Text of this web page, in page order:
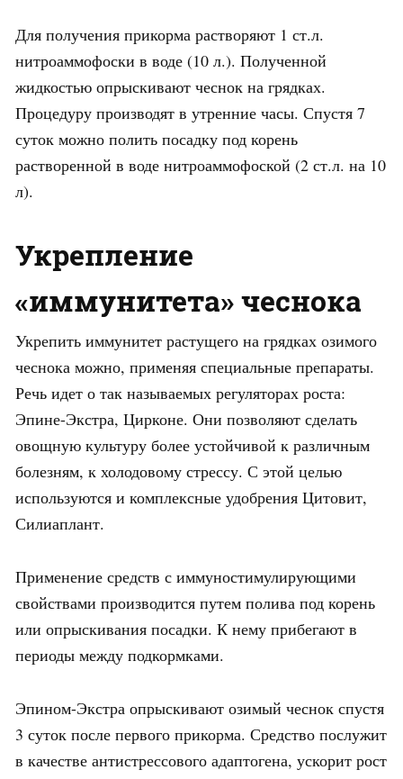
Для получения прикорма растворяют 1 ст.л.
нитроаммофоски в воде (10 л.). Полученной
жидкостью опрыскивают чеснок на грядках.
Процедуру производят в утренние часы. Спустя 7
суток можно полить посадку под корень
растворенной в воде нитроаммофоской (2 ст.л. на 10
л).
Укрепление
«иммунитета» чеснока
Укрепить иммунитет растущего на грядках озимого
чеснока можно, применяя специальные препараты.
Речь идет о так называемых регуляторах роста:
Эпине-Экстра, Цирконе. Они позволяют сделать
овощную культуру более устойчивой к различным
болезням, к холодовому стрессу. С этой целью
используются и комплексные удобрения Цитовит,
Силиаплант.
Применение средств с иммуностимулирующими
свойствами производится путем полива под корень
или опрыскивания посадки. К нему прибегают в
периоды между подкормками.
Эпином-Экстра опрыскивают озимый чеснок спустя
3 суток после первого прикорма. Средство послужит
в качестве антистрессового адаптогена, ускорит рост